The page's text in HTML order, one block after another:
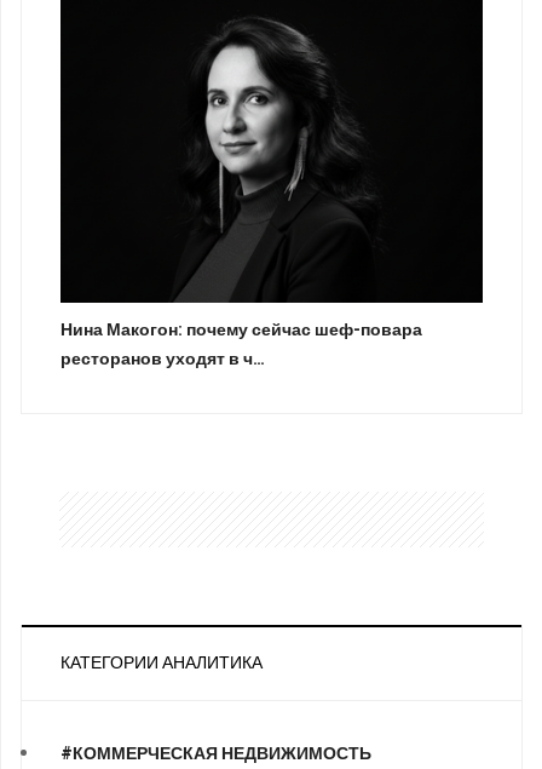
Нина Макогон: почему сейчас шеф-повара
ресторанов уходят в ч…
КАТЕГОРИИ АНАЛИТИКА
#КОММЕРЧЕСКАЯ НЕДВИЖИМОСТЬ